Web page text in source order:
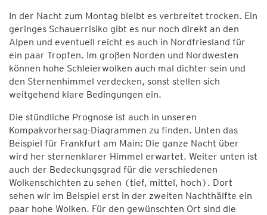
In der Nacht zum Montag bleibt es verbreitet trocken. Ein
geringes Schauerrisiko gibt es nur noch direkt an den
Alpen und eventuell reicht es auch in Nordfriesland für
ein paar Tropfen. Im großen Norden und Nordwesten
können hohe Schleierwolken auch mal dichter sein und
den Sternenhimmel verdecken, sonst stellen sich
weitgehend klare Bedingungen ein.
Die stündliche Prognose ist auch in unseren
Kompakvorhersag-Diagrammen zu finden. Unten das
Beispiel für Frankfurt am Main: Die ganze Nacht über
wird her sternenklarer Himmel erwartet. Weiter unten ist
auch der Bedeckungsgrad für die verschiedenen
Wolkenschichten zu sehen (tief, mittel, hoch). Dort
sehen wir im Beispiel erst in der zweiten Nachthälfte ein
paar hohe Wolken. Für den gewünschten Ort sind die